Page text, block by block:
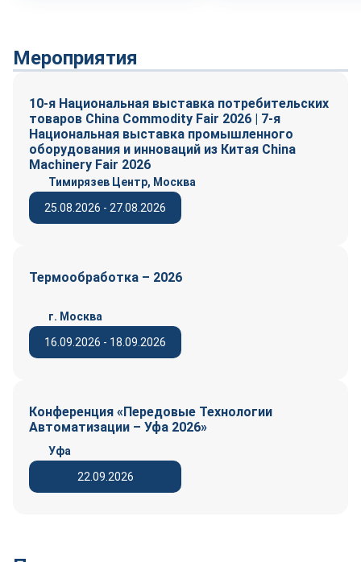
Мероприятия
10-я Национальная выставка потребительских
товаров China Commodity Fair 2026 | 7-я
Национальная выставка промышленного
оборудования и инноваций из Китая China
Machinery Fair 2026
25.08.2026 - 27.08.2026
Тимирязев Центр, Москва
Термообработка – 2026
16.09.2026 - 18.09.2026
г. Москва
Конференция «Передовые Технологии
Автоматизации – Уфа 2026»
22.09.2026
Уфа